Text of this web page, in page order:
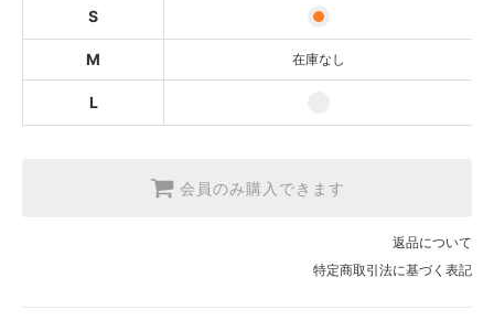
S
M 在庫なし
L
会員のみ購入できます
返品について
特定商取引法に基づく表記